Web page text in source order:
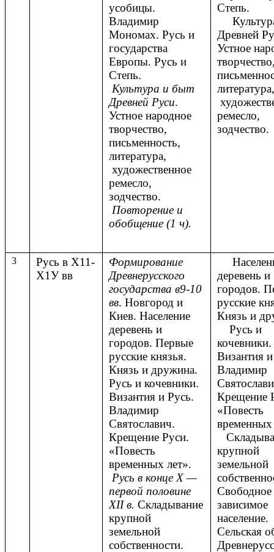
усобицы.
Владимир
Мономах. Русь и
государства
Европы. Русь и
Степь.
Культура и быт
Древней Руси.
Устное народное
творчество,
письменность,
литература,
художественное
ремесло,
зодчество.
Повторение и
обобщение (1 ч).
Степь.
Древней
Устное
литература,
ремесло,
зодчество.
3
Русь в Х11-
Х1У вв
Формирование
Древнерусского
государства в9-10
вв. Новгород и
Киев. Население
деревень и
городов. Первые
русские князья.
Князь и дружина.
Русь и кочевники.
Византия и Русь.
Владимир
Святославич.
Крещение Руси.
«Повесть
временных лет».
Русь в конце Х —
первой половине
XII в. Складывание
крупной
земельной
собственности.
деревень и
городов.
русские
Князь и
Русь и
кочевники.
Византия
Владимир
Крещение
«Повесть
временных
крупной
земельной
Свободное
зависимое
население.
Сельская